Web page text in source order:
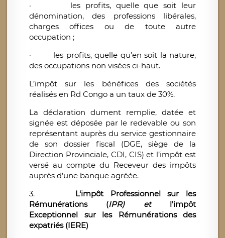
· les profits, quelle que soit leur
dénomination, des professions libérales,
charges offices ou de toute autre
occupation ;
· les profits, quelle qu’en soit la nature,
des occupations non visées ci-haut.
L’impôt sur les bénéfices des sociétés
réalisés en Rd Congo a un taux de 30%.
La déclaration dument remplie, datée et
signée est déposée par le redevable ou son
représentant auprès du service gestionnaire
de son dossier fiscal (DGE, siège de la
Direction Provinciale, CDI, CIS) et l’impôt est
versé au compte du Receveur des impôts
auprès d’une banque agréée.
3.
L‘impôt Professionnel sur les
Rémunérations (IPR) et l’impôt
Exceptionnel sur les Rémunérations des
expatriés (IERE)